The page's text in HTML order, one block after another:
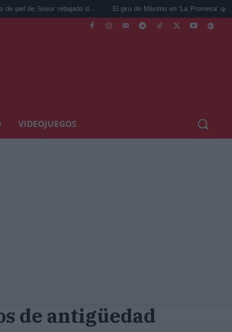
rebajado d... El giro de Máximo en 'La Promesa' que cambiará
VIDEOJUEGOS
de antigüedad